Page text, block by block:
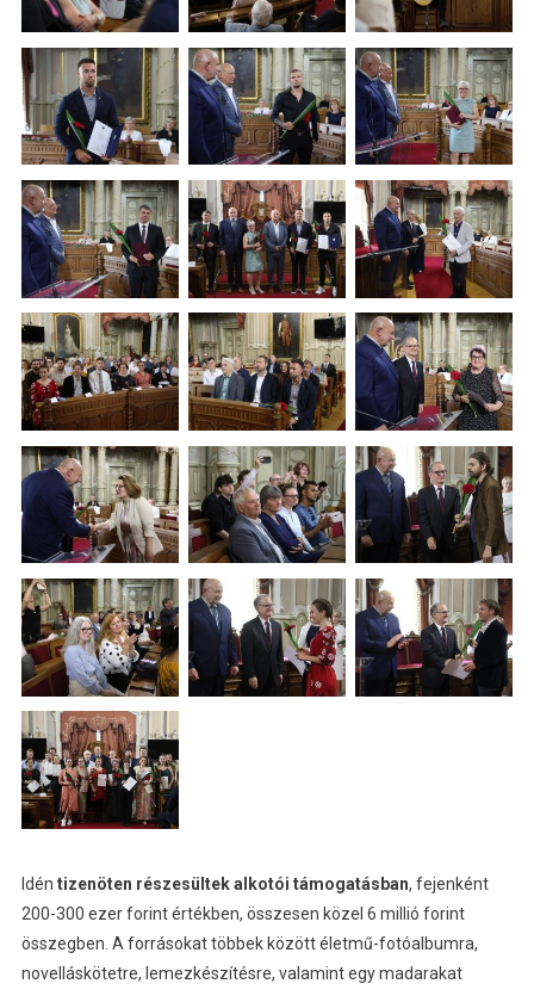
Idén tizenöten részesültek alkotói támogatásban, fejenként
200-300 ezer forint értékben, összesen közel 6 millió forint
összegben. A forrásokat többek között életmű-fotóalbumra,
novelláskötetre, lemezkészítésre, valamint egy madarakat